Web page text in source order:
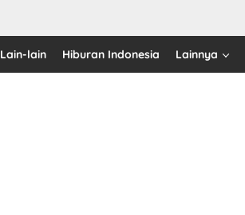
Lain-lain Hiburan Indonesia Lainnya